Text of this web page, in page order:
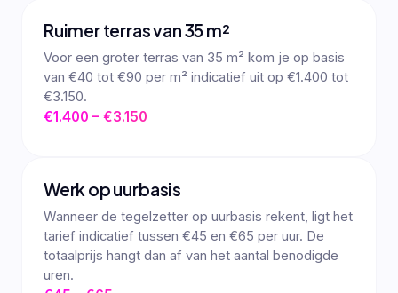
Ruimer terras van 35 m²
Voor een groter terras van 35 m² kom je op basis
van €40 tot €90 per m² indicatief uit op €1.400 tot
€3.150.
€1.400 – €3.150
Werk op uurbasis
Wanneer de tegelzetter op uurbasis rekent, ligt het
tarief indicatief tussen €45 en €65 per uur. De
totaalprijs hangt dan af van het aantal benodigde
uren.